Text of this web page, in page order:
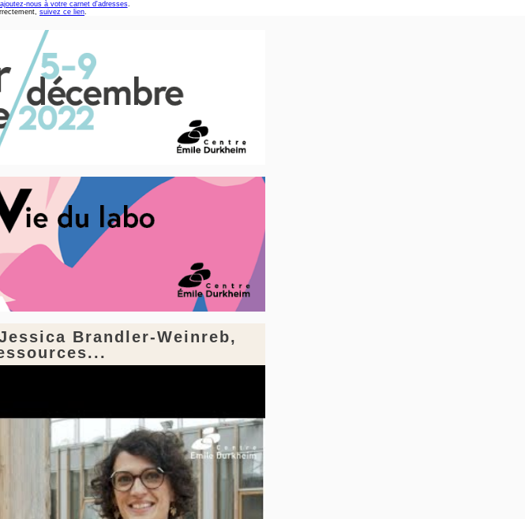
ajoutez-nous à votre carnet d'adresses.
suivez ce lien.
Brandler-Weinreb,